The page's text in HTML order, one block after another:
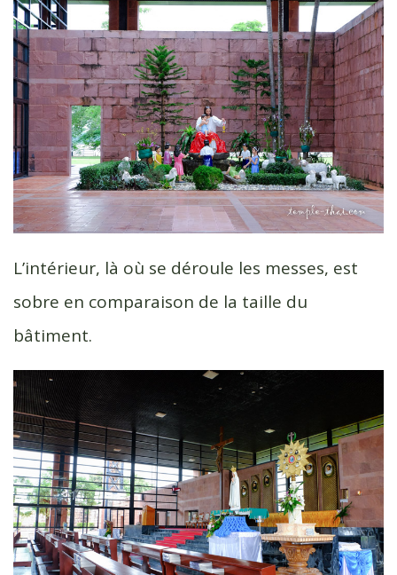
L’intérieur, là où se déroule les messes, est
sobre en comparaison de la taille du
bâtiment.